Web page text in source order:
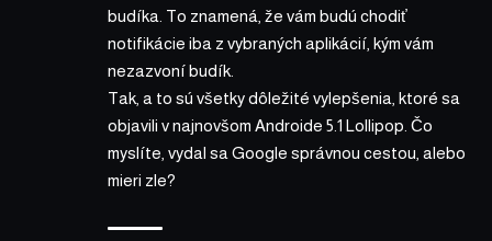
budíka. To znamená, že vám budú chodiť
notifikácie iba z vybraných aplikácií, kým vám
nezazvoní budík.
Tak, a to sú všetky dôležité vylepšenia, ktoré sa
objavili v najnovšom Androide 5.1 Lollipop. Čo
myslíte, vydal sa Google správnou cestou, alebo
mieri zle?